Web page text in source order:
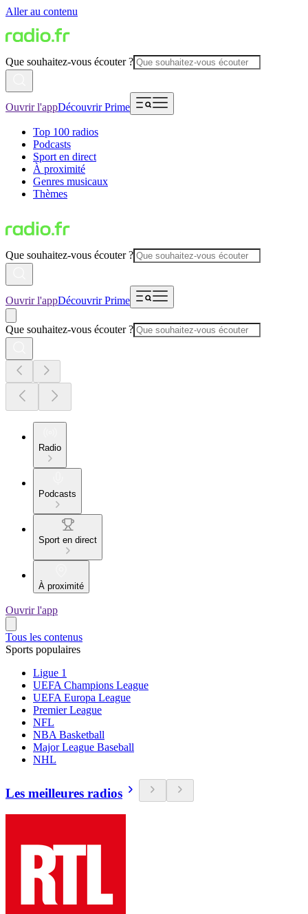
Aller au contenu
Que souhaitez-vous écouter ?
Ouvrir l'appDécouvrir Prime
Top 100 radios
Podcasts
Sport en direct
À proximité
Genres musicaux
Thèmes
Que souhaitez-vous écouter ?
Ouvrir l'appDécouvrir Prime
Que souhaitez-vous écouter ?
Radio
Podcasts
Sport en direct
À proximité
Ouvrir l'app
Tous les contenus
Sports populaires
Ligue 1
UEFA Champions League
UEFA Europa League
Premier League
NFL
NBA Basketball
Major League Baseball
NHL
Les meilleures radios